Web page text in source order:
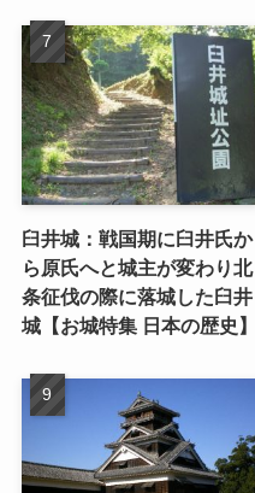
臼井城：戦国期に臼井氏か
ら原氏へと城主が変わり北
条征伐の際に落城した臼井
城【お城特集 日本の歴史】